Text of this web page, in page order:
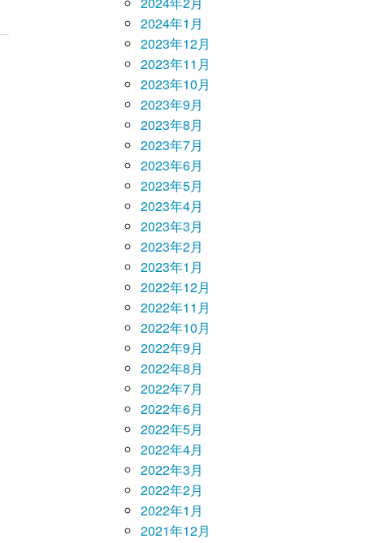
2024年1月
2023年12月
2023年11月
2023年10月
2023年9月
2023年8月
2023年7月
2023年6月
2023年5月
2023年4月
2023年3月
2023年2月
2023年1月
2022年12月
2022年11月
2022年10月
2022年9月
2022年8月
2022年7月
2022年6月
2022年5月
2022年4月
2022年3月
2022年2月
2022年1月
2021年12月